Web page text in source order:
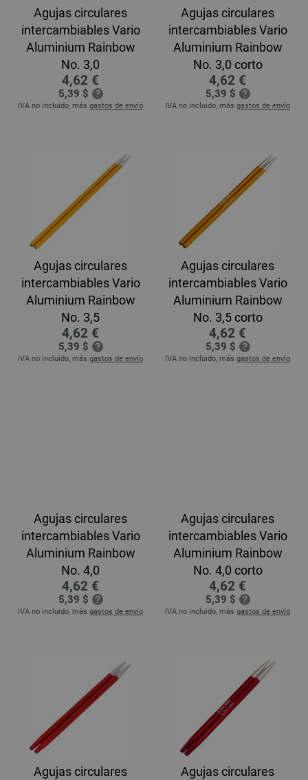
Agujas circulares
intercambiables Vario
Aluminium Rainbow
No. 3,0
4,62 €
5,39 $
IVA no incluido, más gastos de envío
Agujas circulares
intercambiables Vario
Aluminium Rainbow
No. 3,0 corto
4,62 €
5,39 $
IVA no incluido, más gastos de envío
Agujas circulares
intercambiables Vario
Aluminium Rainbow
No. 3,5
4,62 €
5,39 $
IVA no incluido, más gastos de envío
Agujas circulares
intercambiables Vario
Aluminium Rainbow
No. 3,5 corto
4,62 €
5,39 $
IVA no incluido, más gastos de envío
Agujas circulares
intercambiables Vario
Aluminium Rainbow
No. 4,0
4,62 €
5,39 $
IVA no incluido, más gastos de envío
Agujas circulares
intercambiables Vario
Aluminium Rainbow
No. 4,0 corto
4,62 €
5,39 $
IVA no incluido, más gastos de envío
Agujas circulares
Agujas circulares